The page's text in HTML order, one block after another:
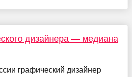
дизайнера — медиана
графический дизайнер